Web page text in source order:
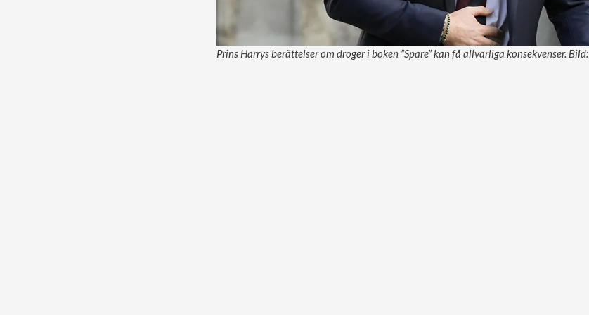
Prins Harrys berättelser om droger i boken ”Spare” kan få allvarliga konsekvenser.